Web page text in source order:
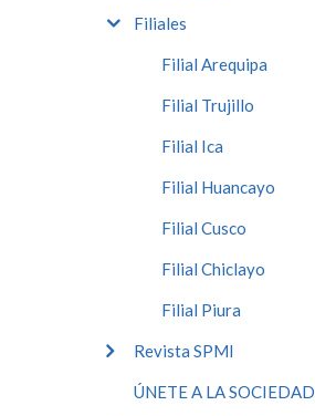
Filiales
Filial Arequipa
Filial Trujillo
Filial Ica
Filial Huancayo
Filial Cusco
Filial Chiclayo
Filial Piura
Revista SPMI
ÚNETE A LA SOCIEDAD